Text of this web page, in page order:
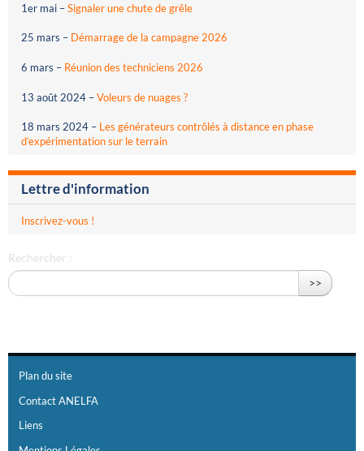
1er mai –Signaler une chute de grêle
25 mars – Démarrage de la campagne 2026
6 mars – Réunion des techniciens 2026
13 août 2024 –Voleurs de nuages ?
18 mars 2024 – Les générateurs contrôlés à distance en phase
d’expérimentation sur le terrain
Lettre d'information
Inscrivez-vous !
Rechercher :
>>
Plan du site
Contact ANELFA
Liens